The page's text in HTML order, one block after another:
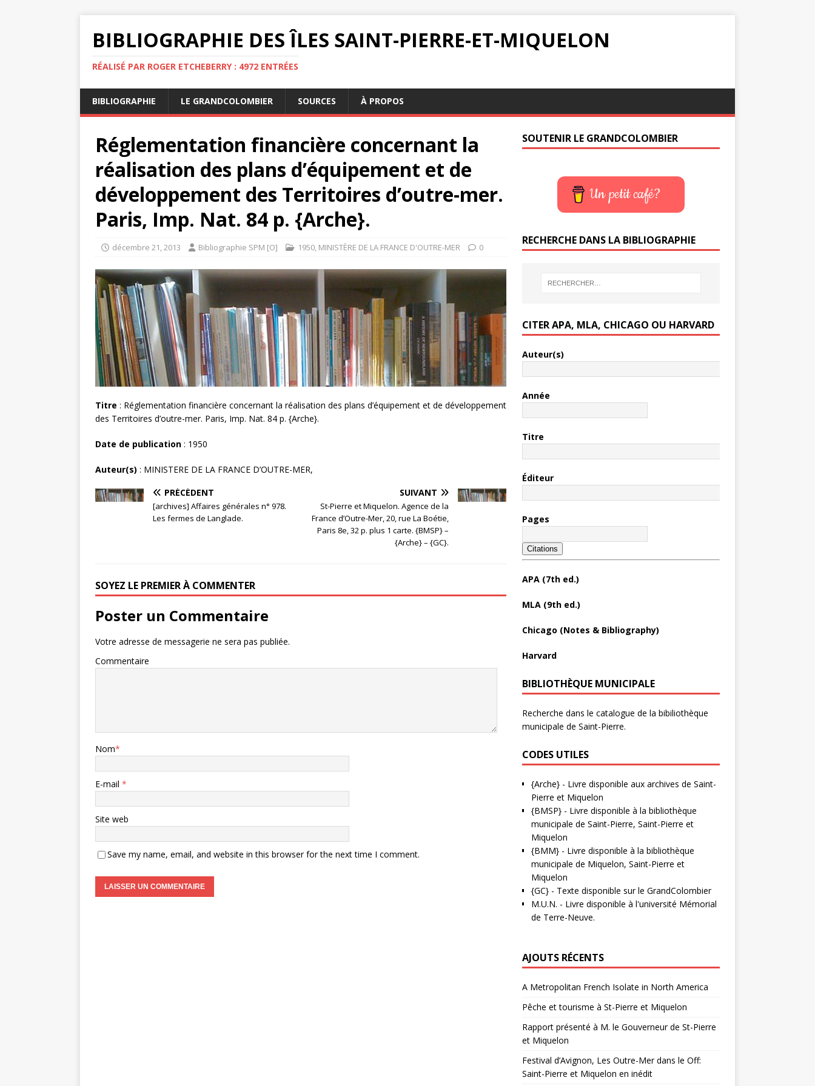
BIBLIOGRAPHIE DES ÎLES SAINT-PIERRE-ET-MIQUELON
RÉALISÉ PAR ROGER ETCHEBERRY : 4972 ENTRÉES
BIBLIOGRAPHIE LE GRANDCOLOMBIER SOURCES À PROPOS
Réglementation financière concernant la
réalisation des plans d’équipement et de
développement des Territoires d’outre-mer.
Paris, Imp. Nat. 84 p. {Arche}.
décembre 21, 2013 Bibliographie SPM [O] 1950, MINISTÈRE DE LA FRANCE D'OUTRE-MER 0
Titre : Réglementation financière concernant la réalisation des plans d’équipement et de développement
des Territoires d’outre-mer. Paris, Imp. Nat. 84 p. {Arche}.
Date de publication : 1950
Auteur(s) : MINISTERE DE LA FRANCE D’OUTRE-MER,
PRÉCÉDENT
[archives] Affaires générales n° 978.
Les fermes de Langlade.
SUIVANT
St-Pierre et Miquelon. Agence de la
France d’Outre-Mer, 20, rue La Boétie,
Paris 8e, 32 p. plus 1 carte. {BMSP} –
{Arche} – {GC}.
SOYEZ LE PREMIER À COMMENTER
Poster un Commentaire
Votre adresse de messagerie ne sera pas publiée.
Commentaire
Nom*
E-mail *
Site web
Save my name, email, and website in this browser for the next time I comment.
SOUTENIR LE GRANDCOLOMBIER
Un petit café?
RECHERCHE DANS LA BIBLIOGRAPHIE
CITER APA, MLA, CHICAGO OU HARVARD
Auteur(s)
Année
Titre
Éditeur
Pages
Citations
APA (7th ed.)
MLA (9th ed.)
Chicago (Notes & Bibliography)
Harvard
BIBLIOTHÈQUE MUNICIPALE
Recherche dans le catalogue de la bibiliothèque
municipale de Saint-Pierre.
CODES UTILES
{Arche}- Livre disponible aux archives de Saint-
Pierre et Miquelon
{BMSP}- Livre disponible à la bibliothèque
municipale de Saint-Pierre, Saint-Pierre et
Miquelon
{BMM}- Livre disponible à la bibliothèque
municipale de Miquelon, Saint-Pierre et
Miquelon
{GC}- Texte disponible sur le GrandColombier
M.U.N. - Livre disponible à l'université Mémorial
de Terre-Neuve.
AJOUTS RÉCENTS
A Metropolitan French Isolate in North America
Pêche et tourisme à St-Pierre et Miquelon
Rapport présenté à M. le Gouverneur de St-Pierre
et Miquelon
Festival d’Avignon, Les Outre-Mer dans le Off:
Saint-Pierre et Miquelon en inédit